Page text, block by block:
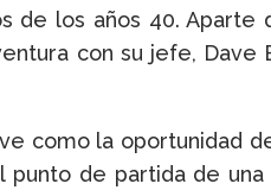
de los años 40. Aparte
con su jefe, Dave
como la oportunidad
punto de partida de